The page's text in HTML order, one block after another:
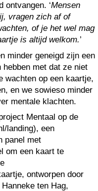
ontvangen. ‘Mensen
vragen zich af of
of je het wel mag
is altijd welkom.’
minder geneigd zijn een
met dat ze niet
wachten op een kaartje,
en we sowieso minder
mentale klachten.
Mentaal op de
landing), een
panel met
om een kaart te
ontworpen door
ten Hag,